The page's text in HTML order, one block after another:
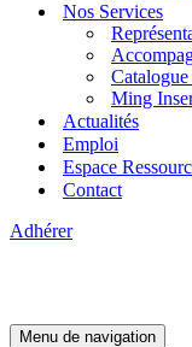
Nos Services
Ming
Actualités
Emploi
Espace
Contact
Adhérer
Menu de navigation